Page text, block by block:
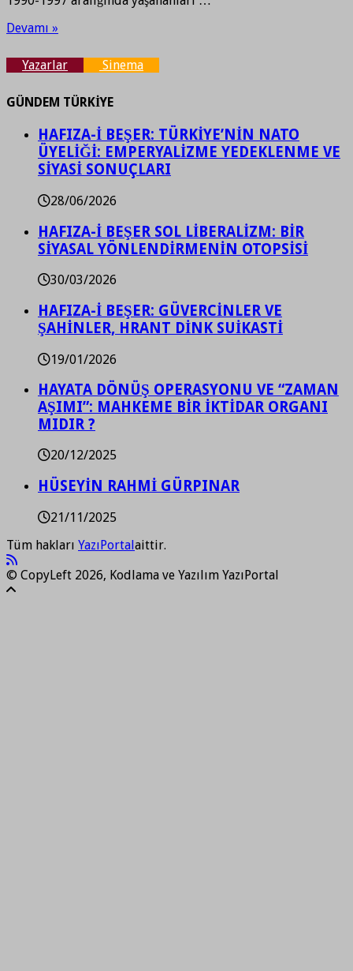
Devamı »
Yazarlar Sinema
GÜNDEM TÜRKİYE
HAFIZA-İ BEŞER: TÜRKİYE’NİN NATO
ÜYELİĞİ: EMPERYALİZME YEDEKLENME VE
SİYASİ SONUÇLARI
28/06/2026
HAFIZA-İ BEŞER SOL LİBERALİZM: BİR
SİYASAL YÖNLENDİRMENİN OTOPSİSİ
30/03/2026
HAFIZA-İ BEŞER: GÜVERCİNLER VE
ŞAHİNLER, HRANT DİNK SUİKASTİ
19/01/2026
HAYATA DÖNÜŞ OPERASYONU VE “ZAMAN
AŞIMI”: MAHKEME BİR İKTİDAR ORGANI
MIDIR ?
20/12/2025
HÜSEYİN RAHMİ GÜRPINAR
21/11/2025
Tüm hakları YazıPortalaittir.
© CopyLeft 2026, Kodlama ve Yazılım YazıPortal